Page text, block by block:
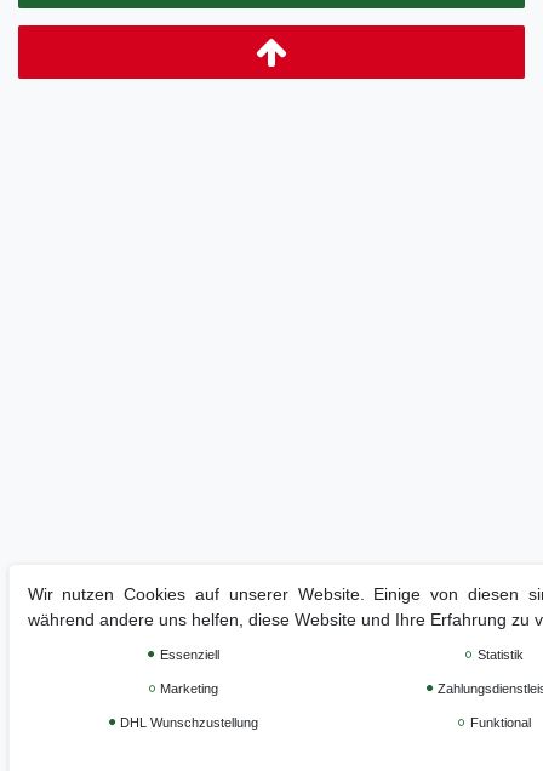
Wir nutzen Cookies auf unserer Website. Einige von diesen
während andere uns helfen, diese Website und Ihre Erfahrung zu
Essenziell Statistik
Marketing
DHL Wunschzustellung Funktional